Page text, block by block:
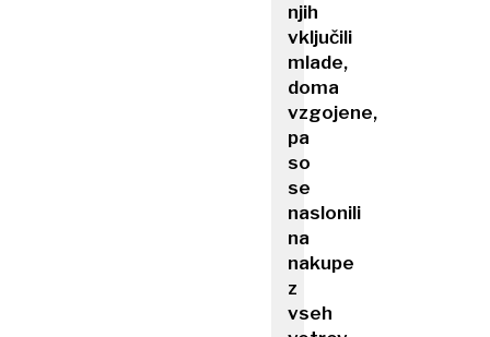
njih
vključili
mlade,
doma
vzgojene,
pa
so
se
naslonili
na
nakupe
z
vseh